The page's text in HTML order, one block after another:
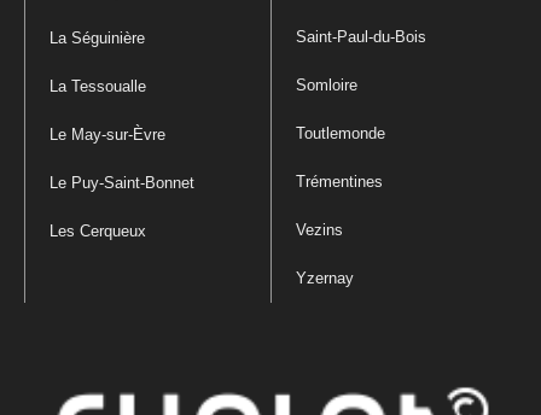
La Séguinière
La Tessoualle
Le May-sur-Èvre
Le Puy-Saint-Bonnet
Les Cerqueux
Saint-Paul-du-Bois
Somloire
Toutlemonde
Trémentines
Vezins
Yzernay